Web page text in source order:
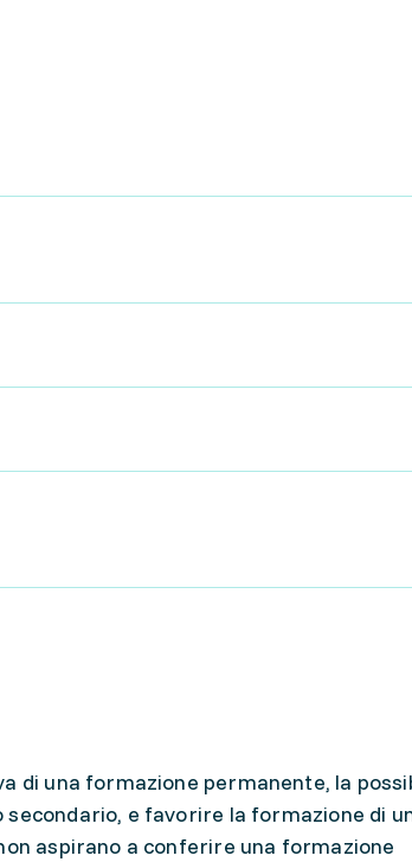
di una formazione permanente, la
secondario, e favorire la formazione di
aspirano a conferire una formazione